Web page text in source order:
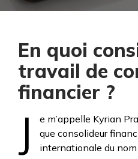
En quoi
travail de
financier ?
J
e m’appelle Kyrian
que consolideur
internationale du nom